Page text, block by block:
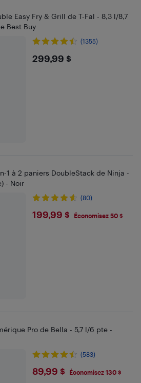
Easy Fry & Grill de T-Fal - 8,3 l/8,7
Best Buy
(1355)
$299.99
299,99 $
1 à 2 paniers DoubleStack de Ninja -
- Noir
(80)
$199.99
199,99 $ Économisez 50 $
Pro de Bella - 5,7 l/6 pte -
(583)
$89.99
89,99 $ Économisez 130 $